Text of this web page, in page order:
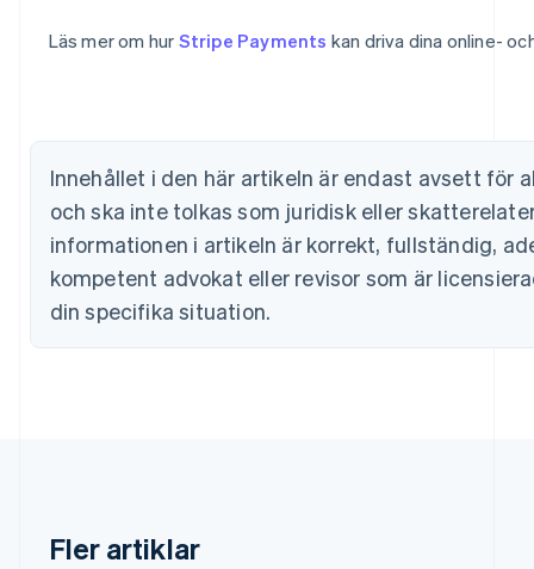
Läs mer om hur Stripe Payments kan driva dina online-
Innehållet i den här artikeln är endast avsett för
och ska inte tolkas som juridisk eller
informationen i artikeln är korrekt, fullständig,
kompetent advokat eller revisor som är
din specifika situation.
Fler artiklar
English
English
Estland
English
Fastlandskina
简体中文
Finland
EnglishSvenska
Frankrike
Förenade Arabemiraten
Indien